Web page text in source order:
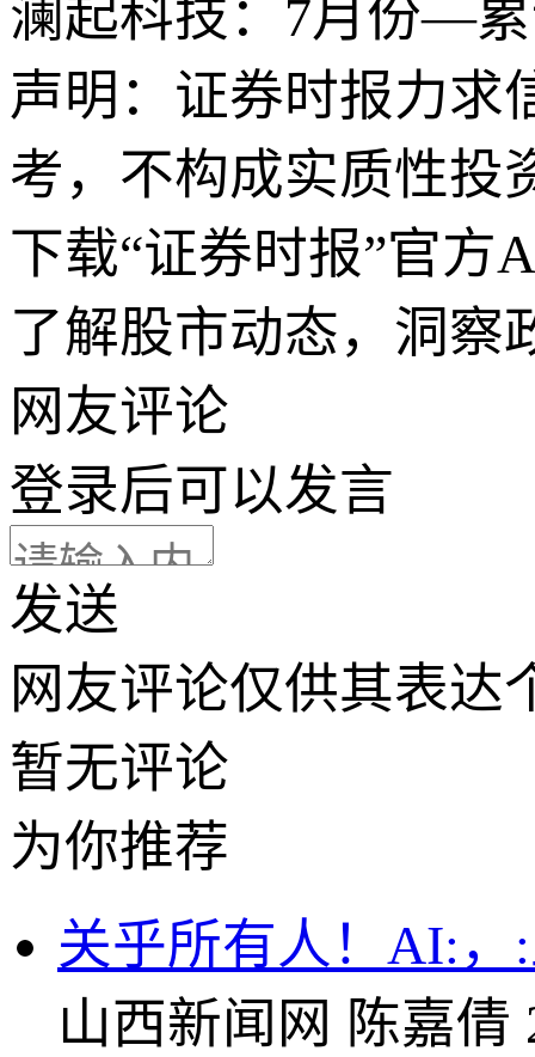
澜起科技：7月份—
声明：证券时报力求
考，不构成实质性投
下载“证券时报”官方
了解股市动态，洞察
网友评论
登录后可以发言
发送
网友评论仅供其表达
暂无评论
为你推荐
关乎所有人！AI:
山西新闻网 陈嘉倩